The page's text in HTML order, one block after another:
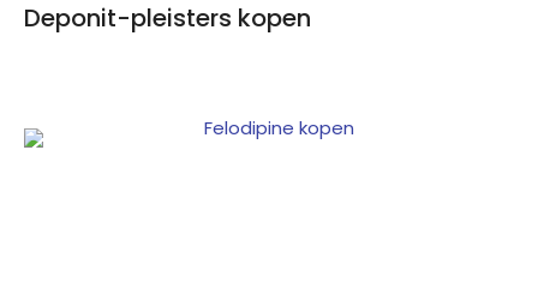
Deponit-pleisters kopen